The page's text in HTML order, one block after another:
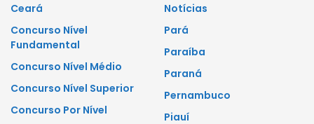
Ceará
Concurso Nível
Fundamental
Concurso Nível Médio
Concurso Nível Superior
Concurso Por Nível
Notícias
Pará
Paraíba
Paraná
Pernambuco
Piauí